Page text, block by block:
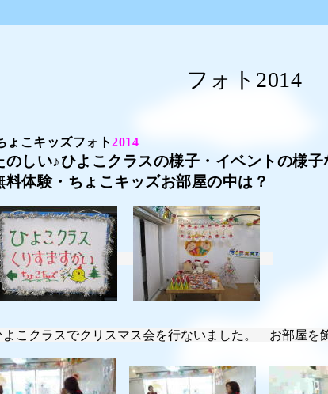
フォト2014
ょこキッズフォト2014
のしい♪ひよこクラスの様子・イベントの様子
料体験・ちょこキッズお部屋の中は？
よこクラスでクリスマス会を行ないました。 お部屋を